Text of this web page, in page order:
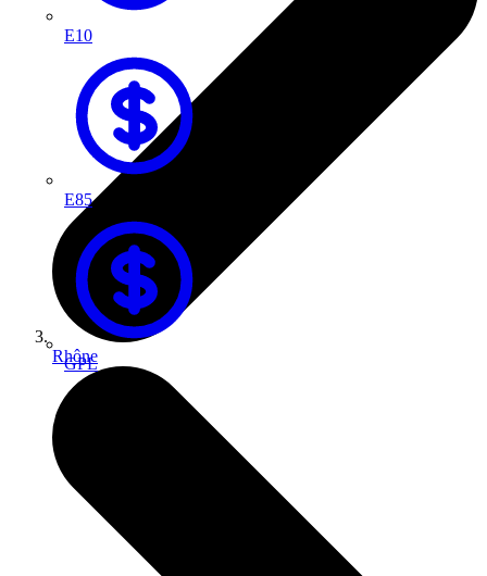
E10
E85
GPL
Rhône